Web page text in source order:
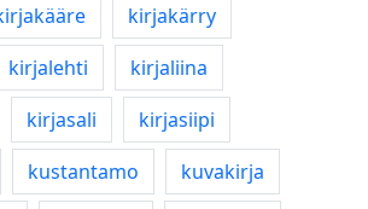
kirjakärry
kirjalehti
kirjaliina
kirjasali
kirjasiipi
kustantamo
kuvakirja